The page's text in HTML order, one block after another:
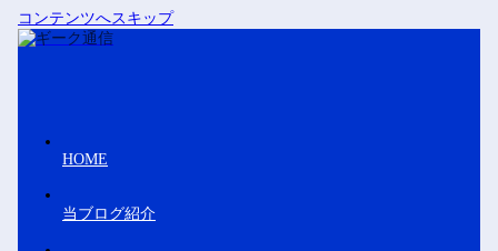
コンテンツへスキップ
HOME
当ブログ紹介